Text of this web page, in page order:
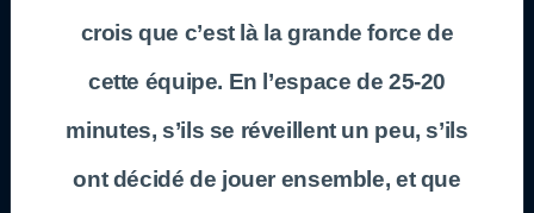
crois que c’est là la grande force de
cette équipe. En l’espace de 25-20
minutes, s’ils se réveillent un peu, s’ils
ont décidé de jouer ensemble, et que